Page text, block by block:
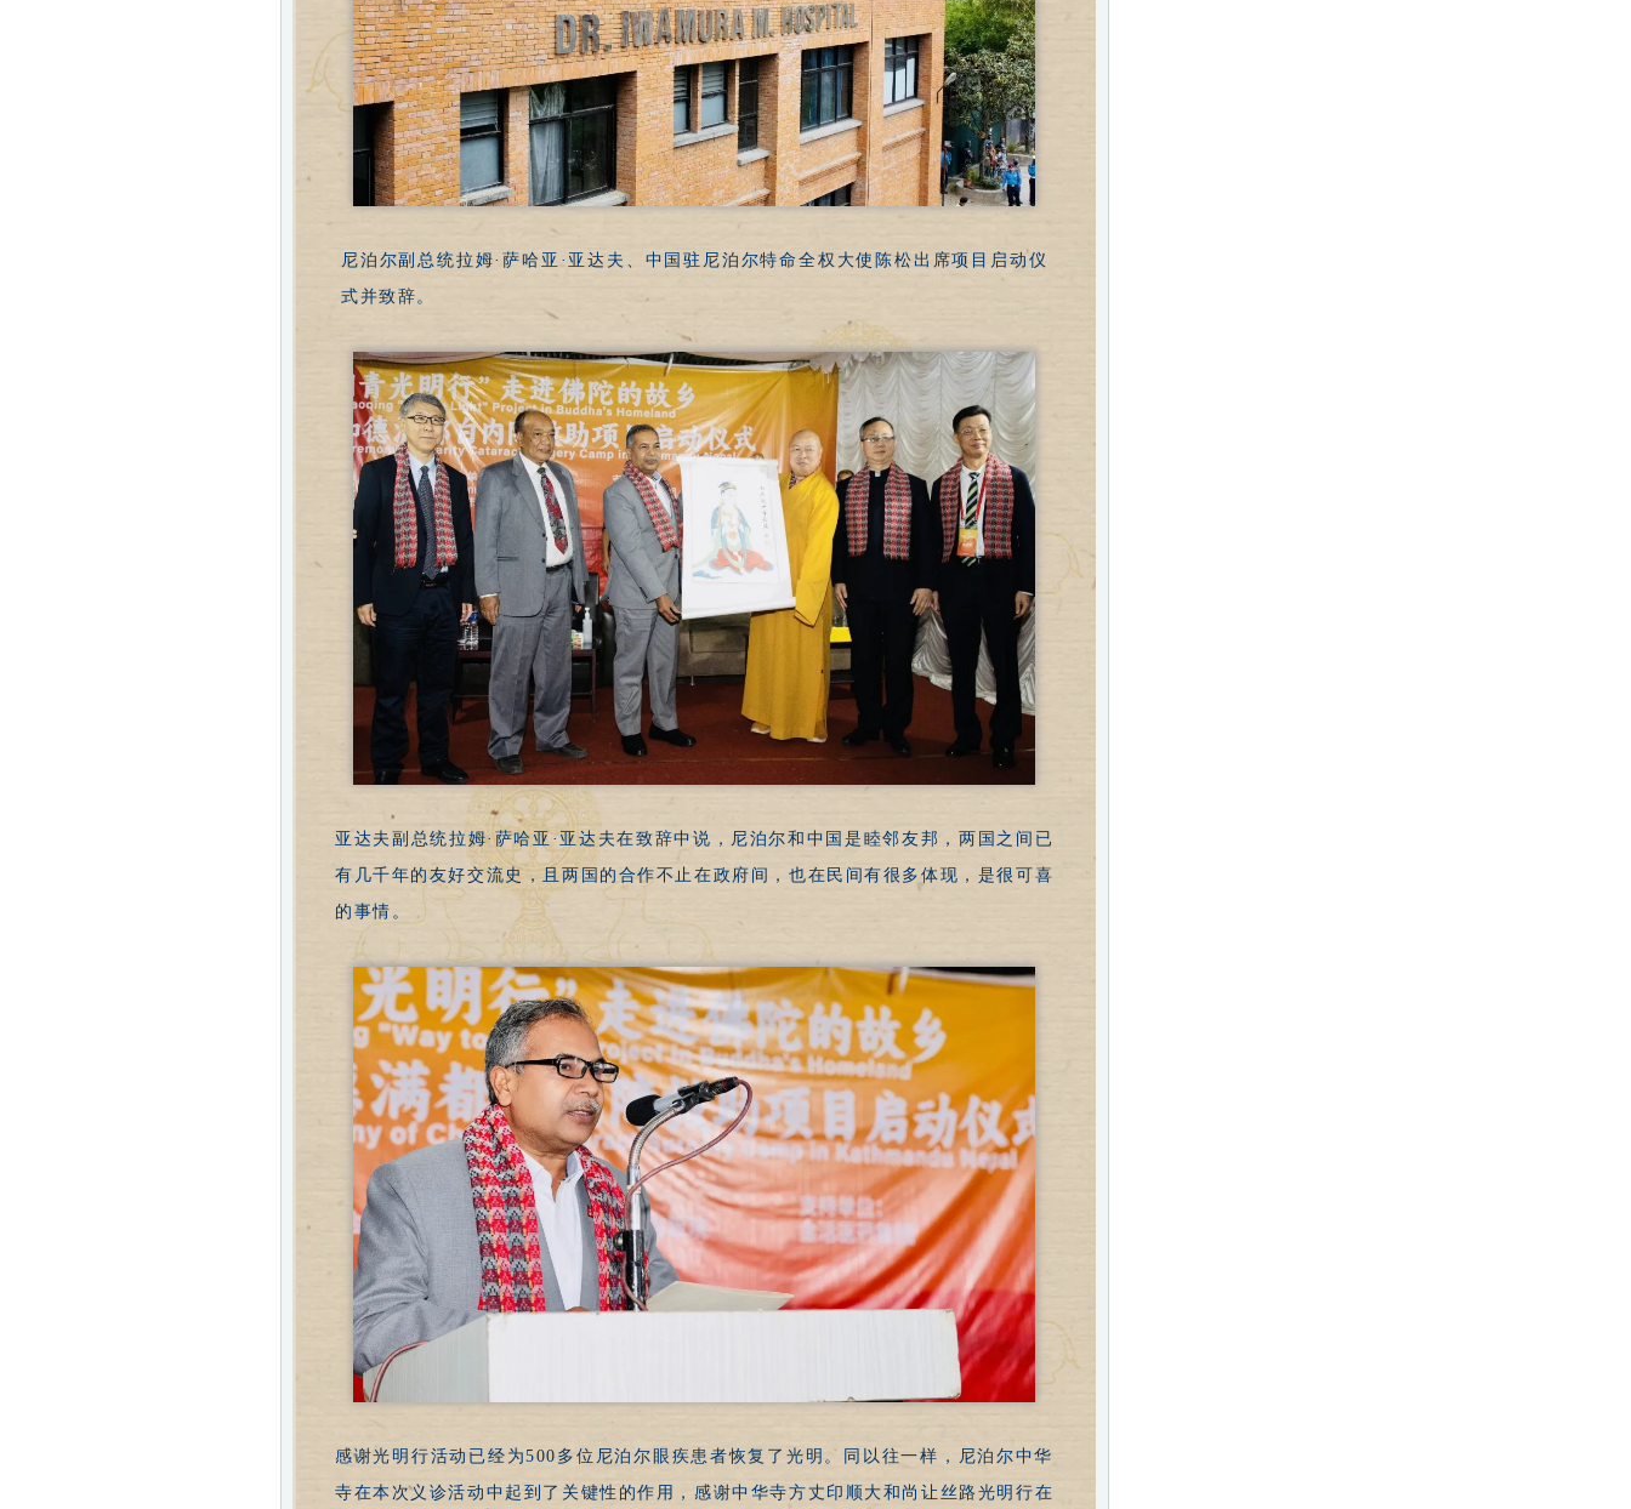
尼泊尔副总统拉姆·萨哈亚·亚达夫、中国驻尼泊尔特命全权大使陈松出席项目启动仪
式并致辞。
亚达夫副总统拉姆·萨哈亚·亚达夫在致辞中说，尼泊尔和中国是睦邻友邦，两国之间已
有几千年的友好交流史，且两国的合作不止在政府间，也在民间有很多体现，是很可喜
的事情。
感谢光明行活动已经为500多位尼泊尔眼疾患者恢复了光明。同以往一样，尼泊尔中华
寺在本次义诊活动中起到了关键性的作用，感谢中华寺方丈印顺大和尚让丝路光明行在